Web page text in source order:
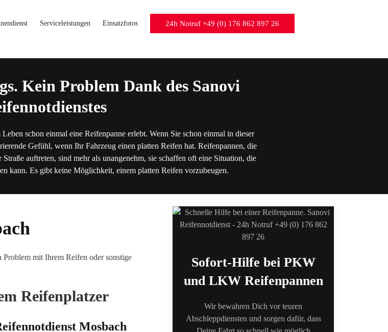
Serviceleistungen Einsatzfotos 24h Notruf +49 (0) 176 862 897 26
Kein Problem Dank des Sanovi
schon einmal eine Reifenpanne erlebt. Wenn Sie schon einmal in dieser
Gefühl, wenn Ihr Fahrzeug einen platten Reifen hat. Reifenpannen, die
auftreten, sind mehr als unangenehm, sie schaffen oft eine Situation, die
kann. Es gibt keine Möglichkeit, einem platten Reifen vorzubeugen.
Problem mit Ihrem Reifen oder sonstige
Reifenplatzer
Mosbach
Sofort-Hilfe bei PKW
und LKW Reifenpannen
Wir bewahren Dich vor teuren
Abschleppdiensten und sorgen dafür, dass